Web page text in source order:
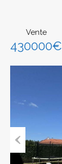
Vente
430000€
Previous